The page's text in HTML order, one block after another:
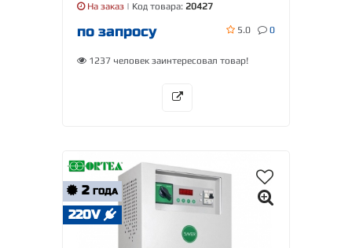
На заказ | Код товара: 20427
по запросу 5.0 0
1237 человек заинтересовал товар!
2 ГОДА
220V